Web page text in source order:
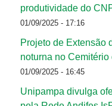
produtividade do
01/09/2025 - 17:16
Projeto de Extensão
noturna no
01/09/2025 - 16:45
Unipampa divulga